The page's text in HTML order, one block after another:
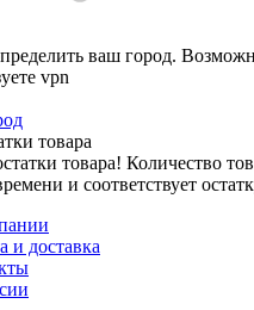
ваш город.
vpn
товара
товара! Количество
и соответствует
и доставка